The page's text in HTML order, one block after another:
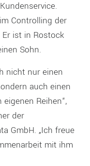
Controlling der
Er ist in Rostock
Sohn.
nicht nur einen
auch einen
Reihen“,
der
GmbH. „Ich freue
mit ihm